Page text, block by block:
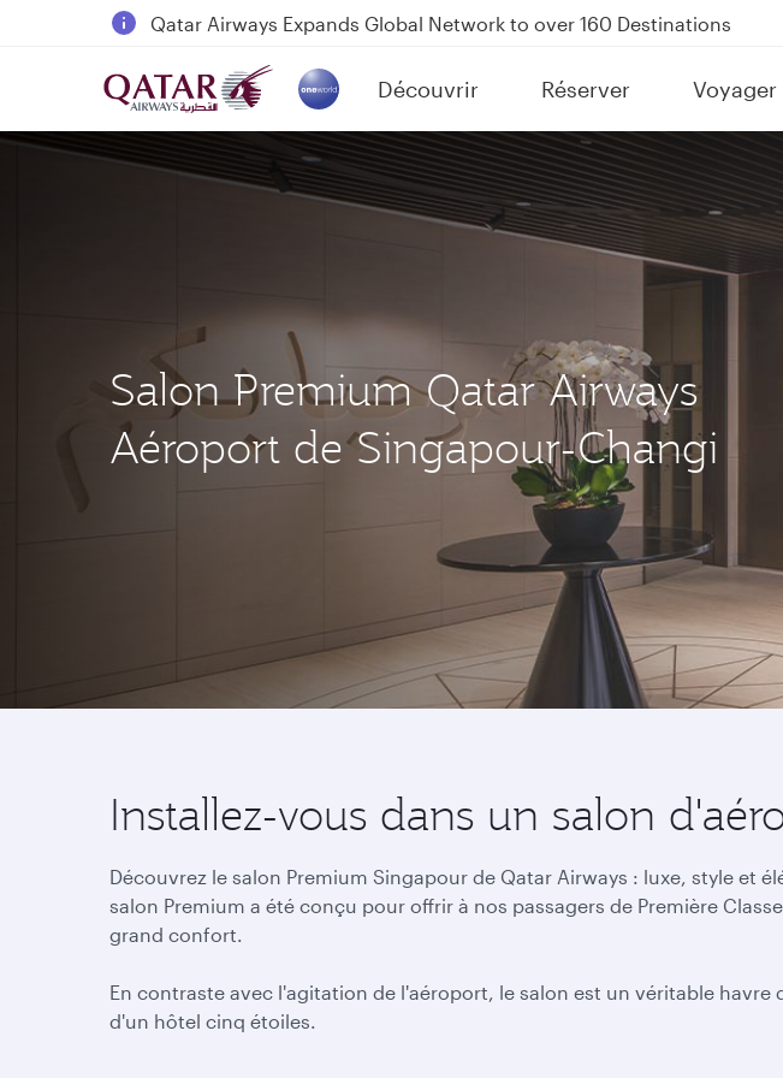
30 July 2026: Temporary passenger flight suspension to Bahrain
Qatar Airways Expands Global Network to over 160 Destinations
Découvrir
(active) Réserver Voyager
Salon Premium Qatar Airways
Aéroport de Singapour-Changi
Installez-vous dans un salon
Découvrez le salon Premium Singapour de Qatar Airways : luxe, style et
salon Premium a été conçu pour offrir à nos passagers de Première
grand confort.
En contraste avec l'agitation de l'aéroport, le salon est un véritable
d'un hôtel cinq étoiles.